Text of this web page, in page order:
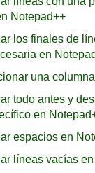
Notepad++
los finales de
en
una
todo antes y
en
espacios en
líneas vacías